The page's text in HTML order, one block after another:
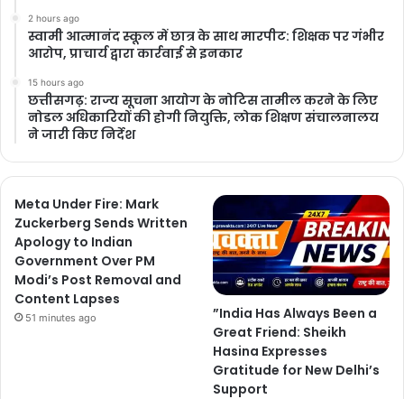
2 hours ago
स्वामी आत्मानंद स्कूल में छात्र के साथ मारपीट: शिक्षक पर गंभीर
आरोप, प्राचार्य द्वारा कार्रवाई से इनकार
15 hours ago
छत्तीसगढ़: राज्य सूचना आयोग के नोटिस तामील करने के लिए
नोडल अधिकारियों की होगी नियुक्ति, लोक शिक्षण संचालनालय
ने जारी किए निर्देश
Meta Under Fire: Mark
Zuckerberg Sends Written
Apology to Indian
Government Over PM
Modi’s Post Removal and
Content Lapses
51 minutes ago
”India Has Always Been a
Great Friend: Sheikh
Hasina Expresses
Gratitude for New Delhi’s
Support